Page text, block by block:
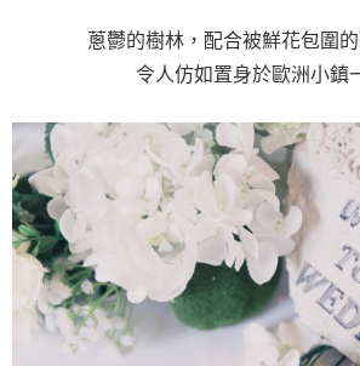
蔥鬱的樹林，配合被鮮花包圍的
令人仿如置身於歐洲小鎮